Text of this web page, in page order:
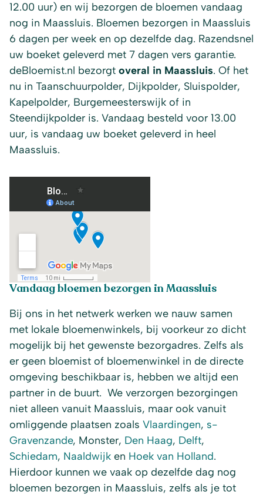
12.00 uur) en wij bezorgen de bloemen vandaag
nog in Maassluis. Bloemen bezorgen in Maassluis
6 dagen per week en op dezelfde dag. Razendsnel
uw boeket geleverd met 7 dagen vers garantie.
deBloemist.nl bezorgt overal in Maassluis. Of het
nu in Taanschuurpolder, Dijkpolder, Sluispolder,
Kapelpolder, Burgemeesterswijk of in
Steendijkpolder is. Vandaag besteld voor 13.00
uur, is vandaag uw boeket geleverd in heel
Maassluis.
Vandaag bloemen bezorgen in Maassluis
Bij ons in het netwerk werken we nauw samen
met lokale bloemenwinkels, bij voorkeur zo dicht
mogelijk bij het gewenste bezorgadres. Zelfs als
er geen bloemist of bloemenwinkel in de directe
omgeving beschikbaar is, hebben we altijd een
partner in de buurt. We verzorgen bezorgingen
niet alleen vanuit Maassluis, maar ook vanuit
omliggende plaatsen zoals Vlaardingen, s-
Gravenzande, Monster, Den Haag, Delft,
Schiedam, Naaldwijk en Hoek van Holland.
Hierdoor kunnen we vaak op dezelfde dag nog
bloemen bezorgen in Maassluis, zelfs als je tot